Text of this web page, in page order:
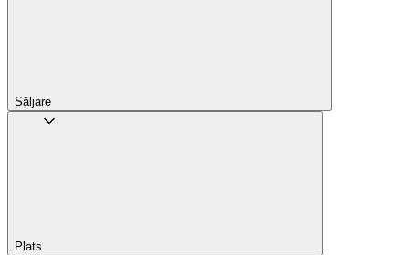
Säljare
Plats